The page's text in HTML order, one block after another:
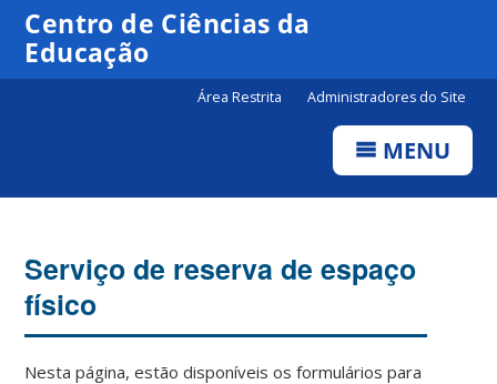
Centro de Ciências da
Educação
Área Restrita Administradores do Site
MENU
Serviço de reserva de espaço
físico
Nesta página, estão disponíveis os formulários para